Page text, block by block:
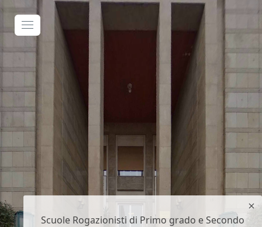
Scuole Rogazionisti di Primo grado e Secondo